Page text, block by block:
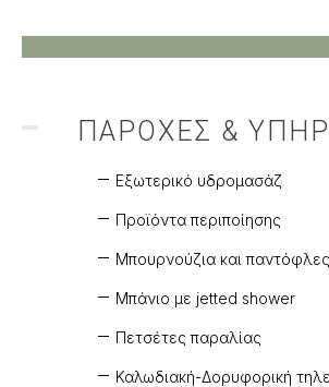
ΠΑΡΟΧΕΣ &
Εξωτερικό υδρομασάζ
Προϊόντα περιποίησης
Μπουρνούζια και παντόφλες
Μπάνιο με jetted shower
Πετσέτες παραλίας
Καλωδιακή-Δορυφορική